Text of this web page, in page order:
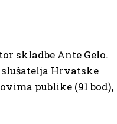
skladbe Ante Gelo.
Hrvatske
publike (91 bod),